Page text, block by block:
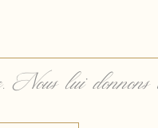
Nous lui donnons